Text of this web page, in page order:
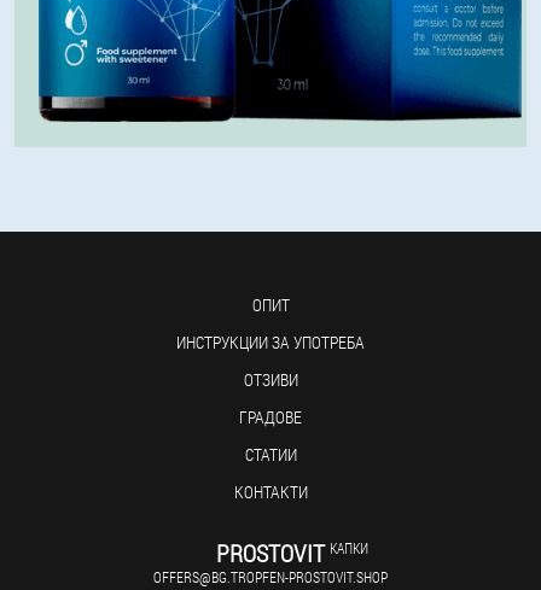
ОПИТ
ИНСТРУКЦИИ ЗА УПОТРЕБА
ОТЗИВИ
ГРАДОВЕ
СТАТИИ
КОНТАКТИ
PROSTOVIT КАПКИ
OFFERS@BG.TROPFEN-PROSTOVIT.SHOP